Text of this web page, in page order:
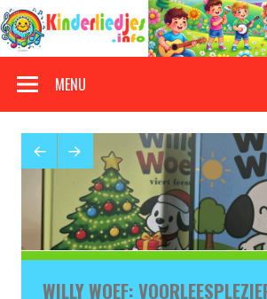
Doorgaan
naar
inhoud
MENU
WILLY WOEF: